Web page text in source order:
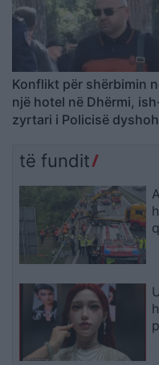
Konflikt për shërbimin
një hotel në Dhërmi,
zyrtari i Policisë
dhe administratorin
të fundit